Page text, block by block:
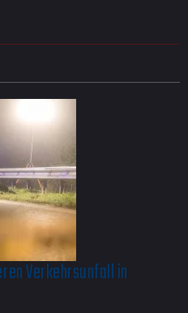
Verkehrsunfall in